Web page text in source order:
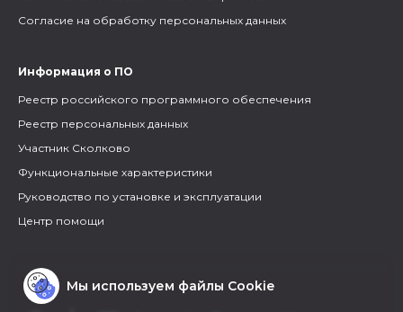
Согласие на обработку персональных данных
Информация о ПО
Реестр российского программного обеспечения
Реестр персональных данных
Участник Сколково
Функциональные характеристики
Руководство по установке и эксплуатации
Центр помощи
Мы используем файлы Cookie